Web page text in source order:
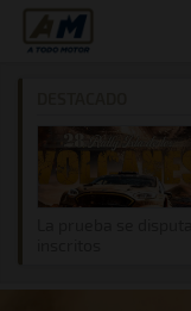
A Todo Motor ·